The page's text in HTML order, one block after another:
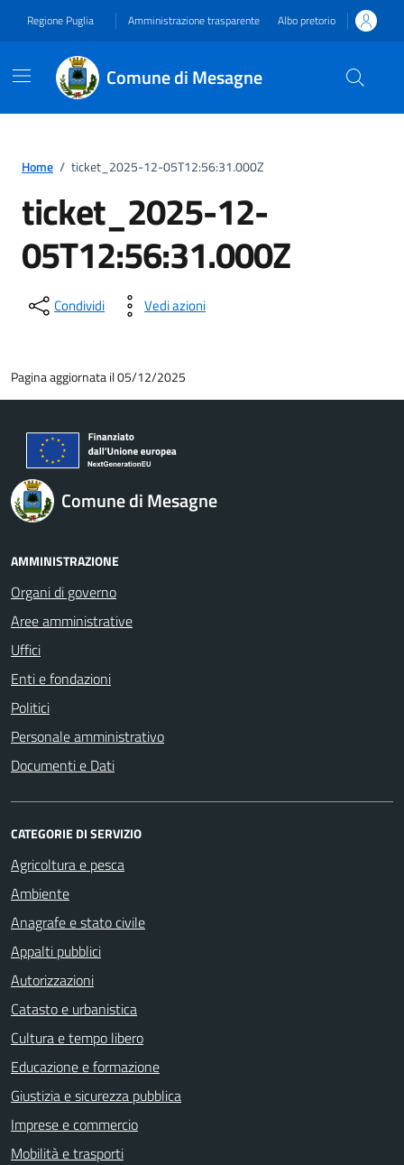
Regione Puglia Amministrazione trasparente Albo pretorio
Comune di Mesagne
Home / ticket_2025-12-05T12:56:31.000Z
ticket_2025-12-
05T12:56:31.000Z
Condividi Vedi azioni
Pagina aggiornata il 05/12/2025
Comune di Mesagne
AMMINISTRAZIONE
Organi di governo
Aree amministrative
Uffici
Enti e fondazioni
Politici
Personale amministrativo
Documenti e Dati
CATEGORIE DI SERVIZIO
Agricoltura e pesca
Ambiente
Anagrafe e stato civile
Appalti pubblici
Autorizzazioni
Catasto e urbanistica
Cultura e tempo libero
Educazione e formazione
Giustizia e sicurezza pubblica
Imprese e commercio
Mobilità e trasporti